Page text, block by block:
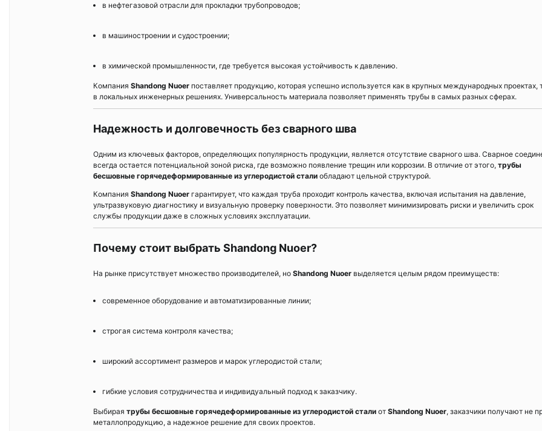
в нефтегазовой отрасли для прокладки трубопроводов;
в машиностроении и судостроении;
в химической промышленности, где требуется высокая устойчивость к давлению.
Компания Shandong Nuoer поставляет продукцию, которая успешно используется как в крупных международных проектах,
в локальных инженерных решениях. Универсальность материала позволяет применять трубы в самых разных сферах.
Надежность и долговечность без сварного шва
Одним из ключевых факторов, определяющих популярность продукции, является отсутствие сварного шва. Сварное
всегда остается потенциальной зоной риска, где возможно появление трещин или коррозии. В отличие от этого, трубы
бесшовные горячедеформированные из углеродистой стали обладают цельной структурой.
Компания Shandong Nuoer гарантирует, что каждая труба проходит контроль качества, включая испытания на давление,
ультразвуковую диагностику и визуальную проверку поверхности. Это позволяет минимизировать риски и увеличить срок
службы продукции даже в сложных условиях эксплуатации.
Почему стоит выбрать Shandong Nuoer?
На рынке присутствует множество производителей, но Shandong Nuoer выделяется целым рядом преимуществ:
современное оборудование и автоматизированные линии;
строгая система контроля качества;
широкий ассортимент размеров и марок углеродистой стали;
гибкие условия сотрудничества и индивидуальный подход к заказчику.
Выбирая трубы бесшовные горячедеформированные из углеродистой стали от Shandong Nuoer, заказчики получают не
металлопродукцию, а надежное решение для своих проектов.